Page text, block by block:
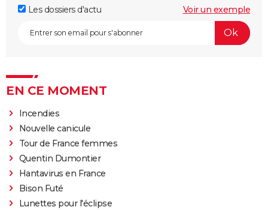
Les dossiers d'actu
Voir un exemple
EN CE MOMENT
Incendies
Nouvelle canicule
Tour de France femmes
Quentin Dumontier
Hantavirus en France
Bison Futé
Lunettes pour l'éclipse